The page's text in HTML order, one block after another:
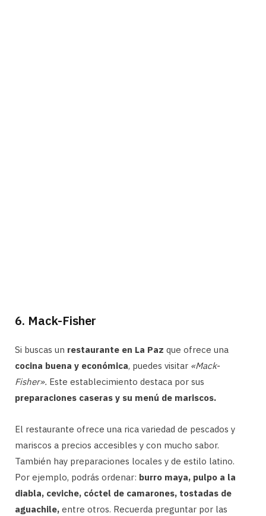
6. Mack-Fisher
Si buscas un restaurante en La Paz que ofrece una
cocina buena y económica, puedes visitar «Mack-
Fisher». Este establecimiento destaca por sus
preparaciones caseras y su menú de mariscos.
El restaurante ofrece una rica variedad de pescados y
mariscos a precios accesibles y con mucho sabor.
También hay preparaciones locales y de estilo latino.
Por ejemplo, podrás ordenar: burro maya, pulpo a la
diabla, ceviche, cóctel de camarones, tostadas de
aguachile, entre otros. Recuerda preguntar por las